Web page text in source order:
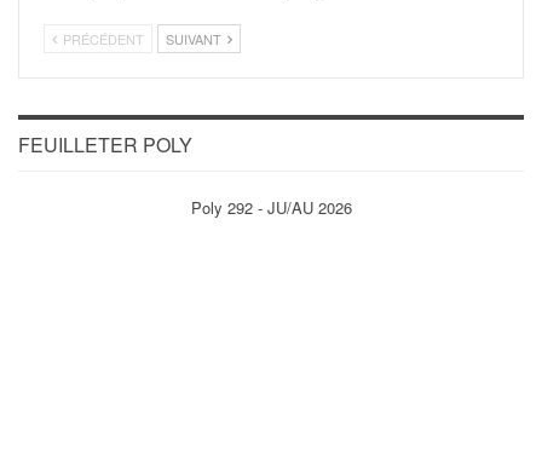
PRÉCÉDENT SUIVANT
FEUILLETER POLY
Poly 292 - JU/AU 2026